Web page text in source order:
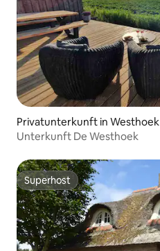
Privatunterkunft in Westhoek
Unterkunft De Westhoek
Superhost
Superhost